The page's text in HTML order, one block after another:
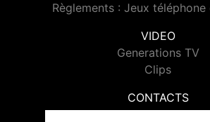
Règlements : Jeux
VIDEO
Generations TV
Clips
CONTACTS
Contacter